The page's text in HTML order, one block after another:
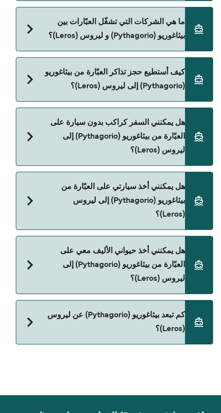
بمراجعة الأوقات المباشرة باستخدام Direct Ferries
(Leros) يختلف حسب الموسم. متوسط سعر الرحلة هو
361٫70 ر.ق.‏SAR. السعر لا يشمل رسوم الحجز.
ما هي الشركات التي تشغّل العبّارات بين
بيثاغوريو (Pythagorio) و ليروس (Leros)؟
من بيثاغوريو (Pythagorio) إلى ليروس (Leros).
كيف أستطيع حجز تذاكر العبّارة من بيثاغوريو
(Pythagorio) إلى ليروس (Leros)؟
صفحة العروض لمعرفة أحدث التخفيضات.
هل يمكنني السفر كراكب بدون سيارة على
العبّارة من بيثاغوريو (Pythagorio) إلى
ليروس (Leros)؟
نعم، يمكنك السفر كراكب بدون سيارة من بيثاغوريو
Dodekanisos Seaways
هل يمكنني أخذ سيارتي على العبّارة من
بيثاغوريو (Pythagorio) إلى ليروس
(Leros)؟
نعم، يمكنك السفر مع سيارتك على العبّارة من بيثاغوريو
Dodekanisos Seaways
هل يمكنني أخذ حيواني الأليف معي على
العبّارة من بيثاغوريو (Pythagorio) إلى
ليروس (Leros)؟
إلى جواز سفر للحيوان. يرجى مراجعة تعليمات شركات
العبّارات بخصوص الحيوانات. حالياً يمكنك أخذ حيواناتك
الأليفة على العبّارة مع:
كم تبعد بيثاغوريو (Pythagorio) عن ليروس
(Leros)؟